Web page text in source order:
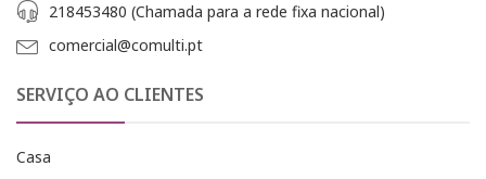
218453480 (Chamada para a rede fixa nacional)
comercial@comulti.pt
SERVIÇO AO CLIENTES
Casa